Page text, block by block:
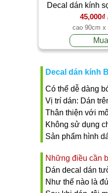
Decal dán kính
90cm
45,000₫
cao 90cm x
Decal dán kính
Có thể dễ dàng
Vị trí dán: Dán
Thân thiện với
Không sử dụng
Sản phẩm hình
Những điều cần
Dán decal dán
Như thế nào là